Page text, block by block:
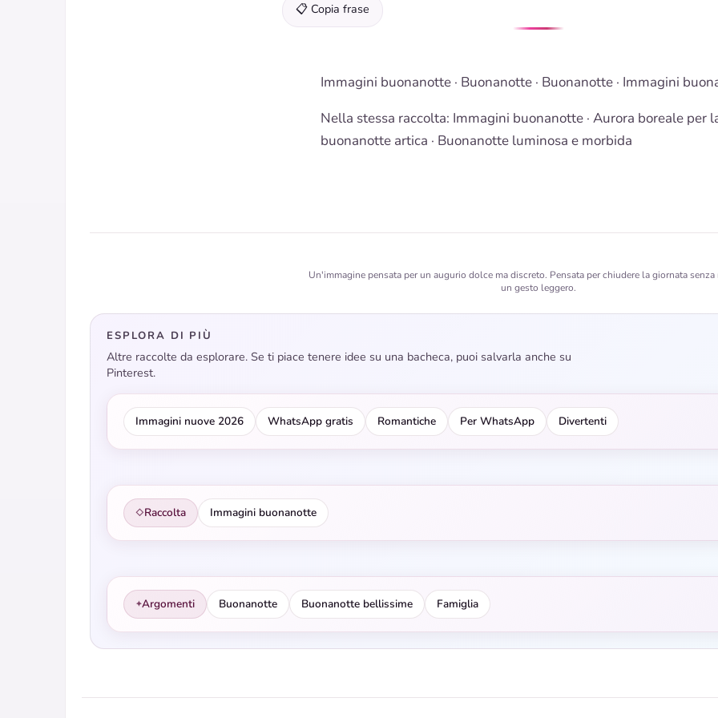
📋 Copia frase
Immagini buonanotte · Buonanotte · Buonanotte · Immagini
Nella stessa raccolta: Immagini buonanotte · Aurora boreale per
buonanotte artica · Buonanotte luminosa e morbida
Un'immagine pensata per un augurio dolce ma discreto. Pensata per chiudere la giornata senza
un gesto leggero.
ESPLORA DI PIÙ
Altre raccolte da esplorare. Se ti piace tenere idee su una bacheca, puoi salvarla anche su
Pinterest.
Immagini nuove 2026 WhatsApp gratis Romantiche Per WhatsApp Divertenti
◇Raccolta Immagini buonanotte
✦Argomenti Buonanotte Buonanotte bellissime Famiglia